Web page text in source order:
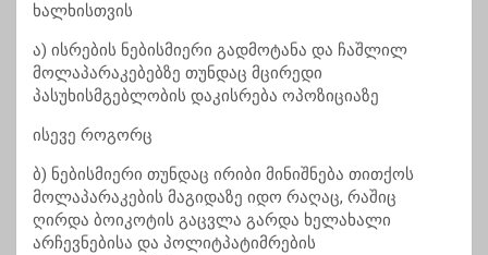
ხალხისთვის
ა) ისრების ნებისმიერი გადმოტანა და ჩაშლილ
მოლაპარაკებებზე თუნდაც მცირედი
პასუხისმგებლობის დაკისრება ოპოზიციაზე
ისევე როგორც
ბ) ნებისმიერი თუნდაც ირიბი მინიშნება თითქოს
მოლაპარაკების მაგიდაზე იდო რაღაც, რაშიც
ღირდა ბოიკოტის გაცვლა გარდა ხელახალი
არჩევნებისა და პოლიტპატიმრების